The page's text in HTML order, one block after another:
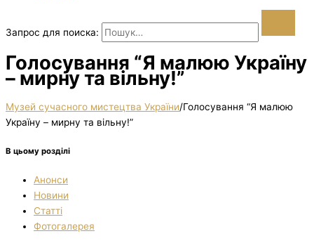
Запрос для поиска:
Голосування “Я малюю Україну
– мирну та вільну!”
Музей сучасного мистецтва України/Голосування “Я малюю
Україну – мирну та вільну!”
В цьому розділі
Анонси
Новини
Статті
Фотогалерея